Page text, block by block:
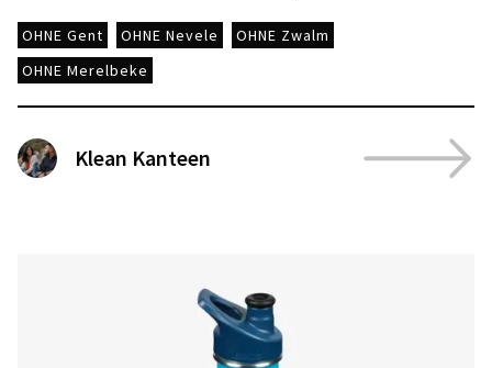
OHNE Gent OHNE Nevele
OHNE Zwalm
OHNE Merelbeke
Klean Kanteen